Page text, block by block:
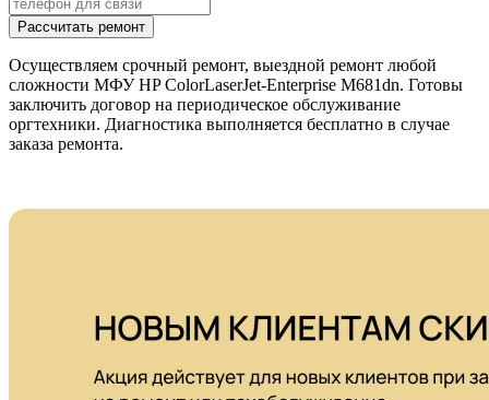
Рассчитать ремонт
Осуществляем срочный ремонт, выездной ремонт любой
сложности МФУ HP ColorLaserJet-Enterprise M681dn. Готовы
заключить договор на периодическое обслуживание
оргтехники. Диагностика выполняется бесплатно в случае
заказа ремонта.